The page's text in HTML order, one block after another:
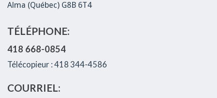
Alma (Québec) G8B 6T4
TÉLÉPHONE:
418 668-0854
Télécopieur : 418 344-4586
COURRIEL: